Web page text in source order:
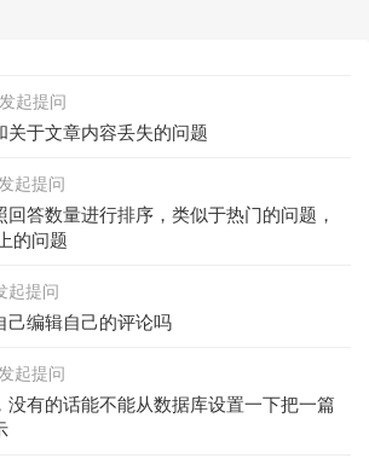
起提问
关于文章内容丢失的问题
起提问
答数量进行排序，类似于热门的问题，
的问题
起提问
己编辑自己的评论吗
起提问
没有的话能不能从数据库设置一下把一篇